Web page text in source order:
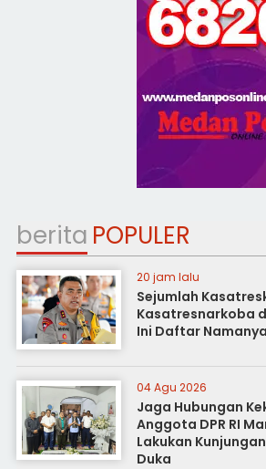
berita POPULER
20 jam lalu
Sejumlah
Kasatresnarkoba
Ini Daftar Namanya
04 Agu 2026
Jaga Hubungan
Anggota DPR RI
Lakukan
Duka